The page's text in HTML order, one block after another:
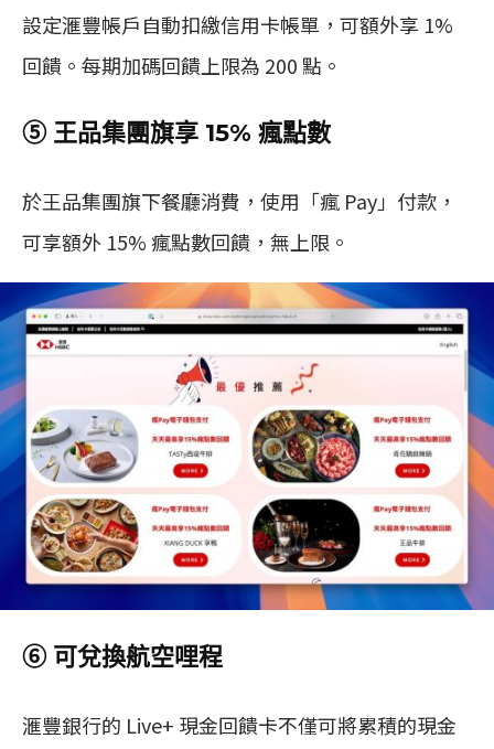
設定滙豐帳戶自動扣繳信用卡帳單，可額外享 1%
回饋。每期加碼回饋上限為 200 點。
⑤ 王品集團旗享 15% 瘋點數
於王品集團旗下餐廳消費，使用「瘋 Pay」付款，
可享額外 15% 瘋點數回饋，無上限。
⑥ 可兌換航空哩程
滙豐銀行的 Live+ 現金回饋卡不僅可將累積的現金